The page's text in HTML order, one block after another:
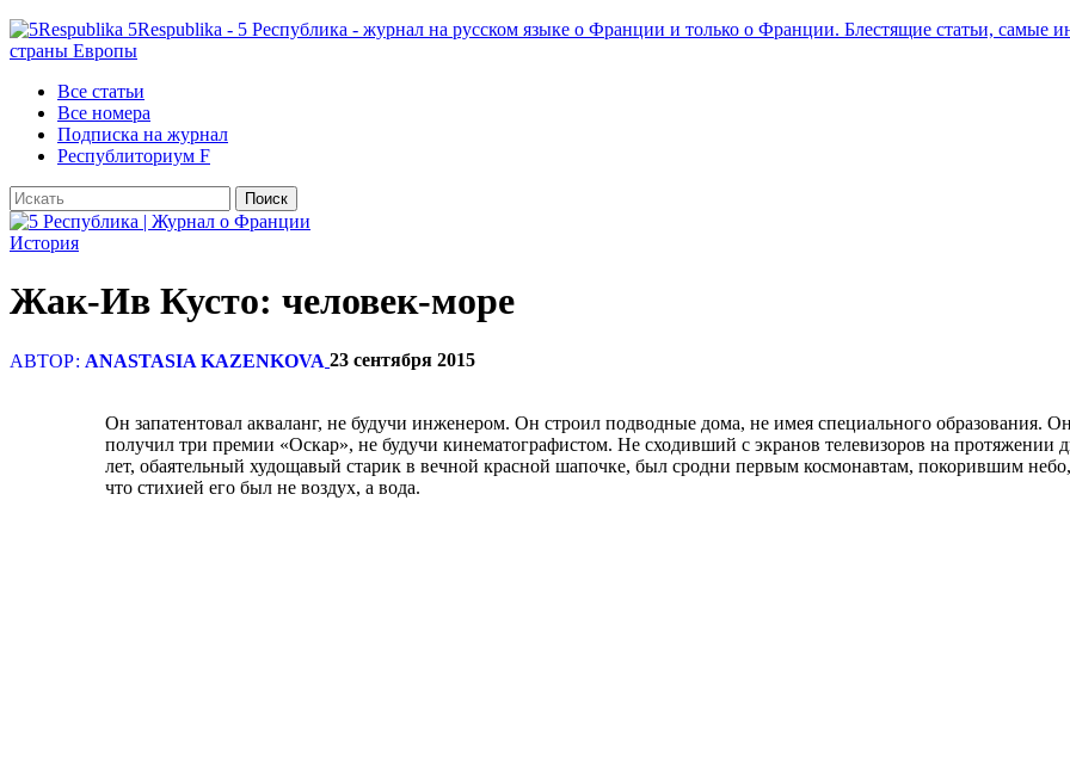
5Respublika - 5 Республика - журнал на русском языке о Франции и только о Франции. Блестящие статьи, самые
страны Европы
Все статьи
Все номера
Подписка на журнал
Республиториум F
История
Жак-Ив Кусто: человек-море
АВТОР: ANASTASIA KAZENKOVA 23 сентября 2015
Он запатентовал акваланг, не будучи инженером. Он строил подводные дома, не имея специального образования.
получил три премии «Оскар», не будучи кинематографистом. Не сходивший с экранов телевизоров на протяжении
лет, обаятельный худощавый старик в вечной красной шапочке, был сродни первым космонавтам, покорившим небо,
что стихией его был не воздух, а вода.